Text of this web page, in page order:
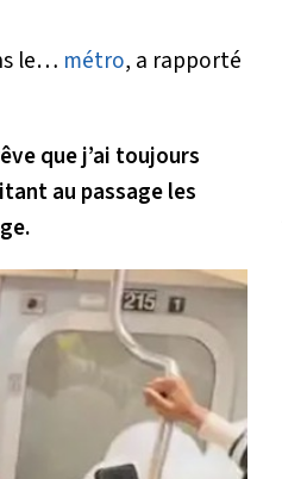
le… métro, a rapporté
que j’ai toujours
au passage les